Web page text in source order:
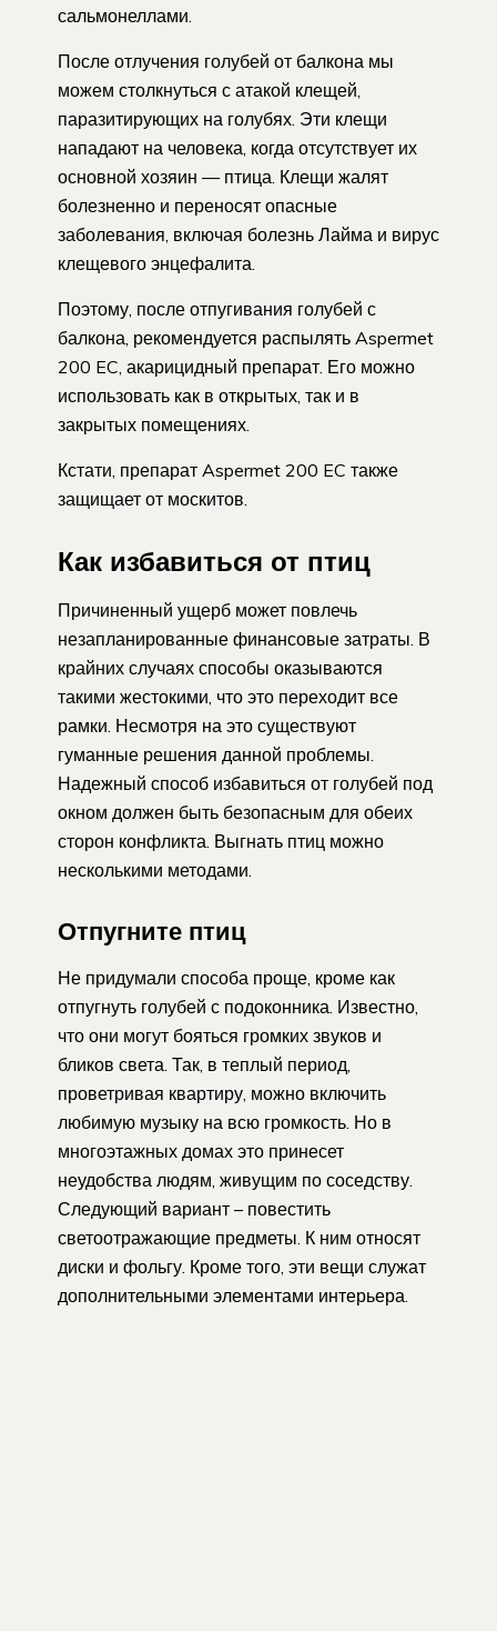
сальмонеллами.
После отлучения голубей от балкона мы
можем столкнуться с атакой клещей,
паразитирующих на голубях. Эти клещи
нападают на человека, когда отсутствует их
основной хозяин — птица. Клещи жалят
болезненно и переносят опасные
заболевания, включая болезнь Лайма и вирус
клещевого энцефалита.
Поэтому, после отпугивания голубей с
балкона, рекомендуется распылять Aspermet
200 EC, акарицидный препарат. Его можно
использовать как в открытых, так и в
закрытых помещениях.
Кстати, препарат Aspermet 200 EC также
защищает от москитов.
Как избавиться от птиц
Причиненный ущерб может повлечь
незапланированные финансовые затраты. В
крайних случаях способы оказываются
такими жестокими, что это переходит все
рамки. Несмотря на это существуют
гуманные решения данной проблемы.
Надежный способ избавиться от голубей под
окном должен быть безопасным для обеих
сторон конфликта. Выгнать птиц можно
несколькими методами.
Отпугните птиц
Не придумали способа проще, кроме как
отпугнуть голубей с подоконника. Известно,
что они могут бояться громких звуков и
бликов света. Так, в теплый период,
проветривая квартиру, можно включить
любимую музыку на всю громкость. Но в
многоэтажных домах это принесет
неудобства людям, живущим по соседству.
Следующий вариант – повестить
светоотражающие предметы. К ним относят
диски и фольгу. Кроме того, эти вещи служат
дополнительными элементами интерьера.